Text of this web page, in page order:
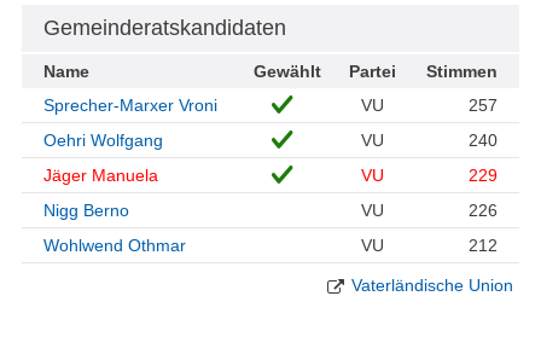
Gemeinderatskandidaten
Name Gewählt Partei
Stimmen
Sprecher-Marxer Vroni
VU
257
Oehri Wolfgang
VU
240
Jäger Manuela
VU
229
Nigg Berno
VU
226
Wohlwend Othmar
VU 212
Vaterländische Union